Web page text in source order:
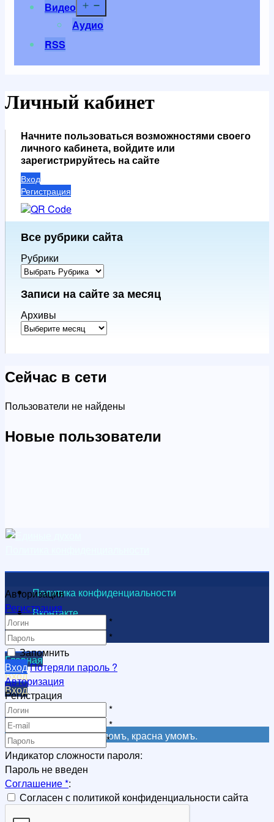
Видео
Аудио
RSS
Личный кабинет
Начните пользоваться возможностями своего
личного кабинета, войдите или
зарегистрируйтесь на сайте
Вход
Регистрация
Все рубрики сайта
Рубрики
Записи на сайте за месяц
Архивы
Сейчас в сети
Пользователи не найдены
Новые пользователи
Политика конфиденциальности
Вконтакте
Видеоканал
Главная
Вход
Вход
Регистрация
Регистрация
Не красна книга письмомъ, красна умомъ.
Авторизация
Регистрация
*
*
Запомнить
ВходПотеряли пароль ?
Авторизация
Регистрация
*
*
*
Индикатор сложности пароля:
Пароль не введен
Соглашение*:
Согласен с политикой конфиденциальности сайта